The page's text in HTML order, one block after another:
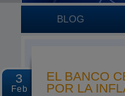
BLOG
3
Feb
EL BANCO
POR LA